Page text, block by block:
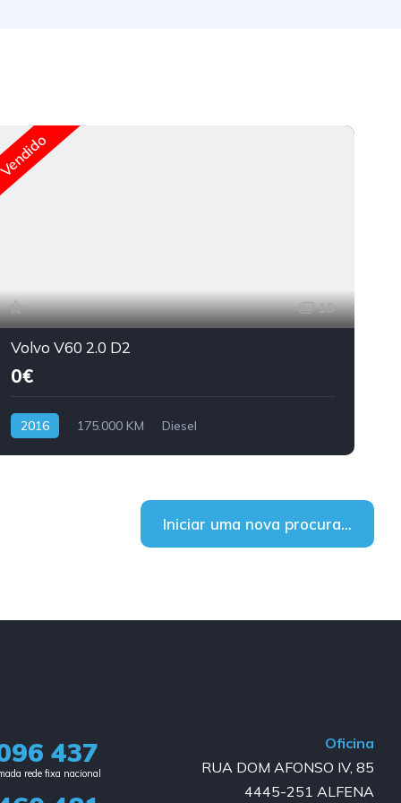
10
Volvo V60 2.0 D2
0€
2016 175.000 KM Diesel
Iniciar uma nova procura...
437
rede fixa nacional​
Oficina
RUA DOM AFONSO IV, 85
4445-251 ALFENA